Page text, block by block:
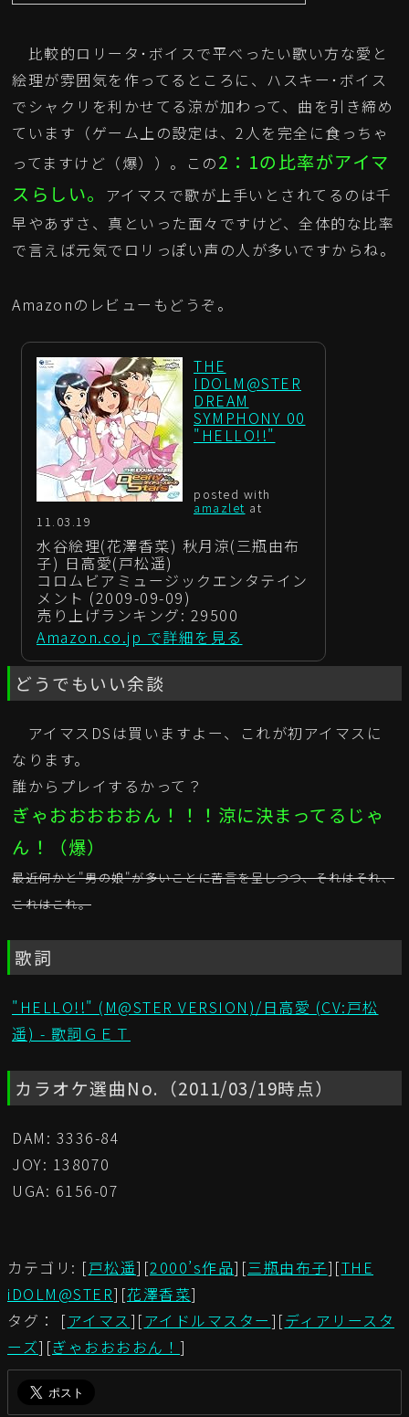
比較的ロリータ･ボイスで平べったい歌い方な愛と
絵理が雰囲気を作ってるところに、ハスキー･ボイス
でシャクリを利かせてる涼が加わって、曲を引き締め
ています（ゲーム上の設定は、2人を完全に食っちゃ
ってますけど（爆））。この2：1の比率がアイマ
スらしい。
アイマスで歌が上手いとされてるのは千
早やあずさ、真といった面々ですけど、全体的な比率
で言えば元気でロリっぽい声の人が多いですからね。
Amazonのレビューもどうぞ。
THE
IDOLM@STER
DREAM
SYMPHONY 00
"HELLO!!"
posted with
amazlet at
11.03.19
水谷絵理(花澤香菜) 秋月涼(三瓶由布
子) 日高愛(戸松遥)
コロムビアミュージックエンタテイン
メント (2009-09-09)
売り上げランキング: 29500
Amazon.co.jp で詳細を見る
どうでもいい余談
アイマスDSは買いますよー、これが初アイマスに
なります。
誰からプレイするかって？
ぎゃおおおおおん！！！涼に決まってるじゃ
ん！（爆）
最近何かと"男の娘"が多いことに苦言を呈しつつ、それはそれ、
これはこれ。
歌詞
"HELLO!!" (M@STER VERSION)/日高愛 (CV:戸松
遥) - 歌詞ＧＥＴ
カラオケ選曲No.（2011/03/19時点）
DAM: 3336-84
JOY: 138070
UGA: 6156-07
カテゴリ: [戸松遥][2000’s作品][三瓶由布子][THE
iDOLM@STER][花澤香菜]
タグ： [アイマス][アイドルマスター][ディアリースタ
ーズ][ぎゃおおおおん！ ]